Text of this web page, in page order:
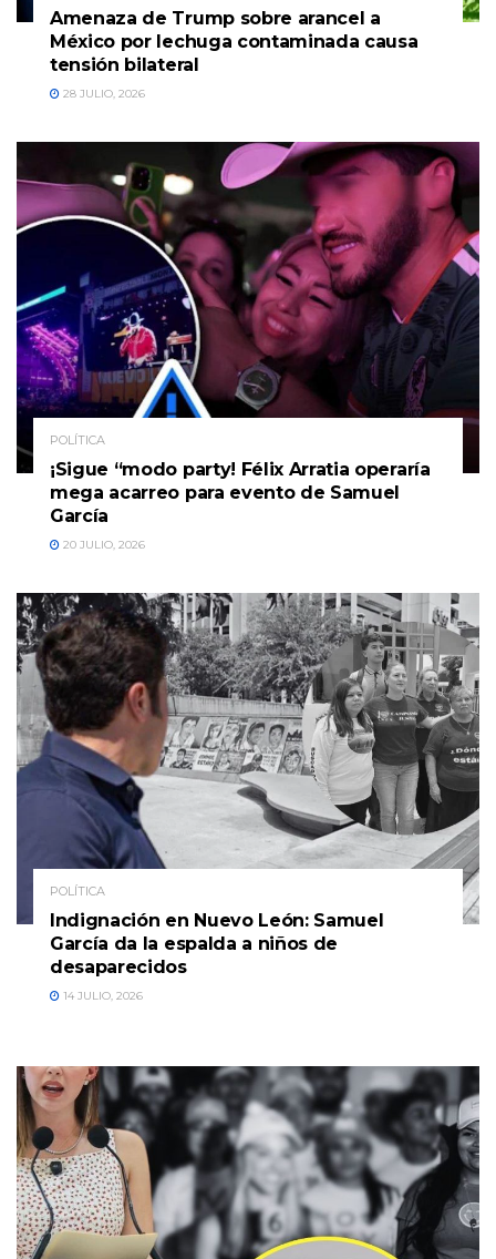
Amenaza de Trump sobre arancel a
México por lechuga contaminada causa
tensión bilateral
28 JULIO, 2026
POLÍTICA
¡Sigue “modo party! Félix Arratia operaría
mega acarreo para evento de Samuel
García
20 JULIO, 2026
POLÍTICA
Indignación en Nuevo León: Samuel
García da la espalda a niños de
desaparecidos
14 JULIO, 2026